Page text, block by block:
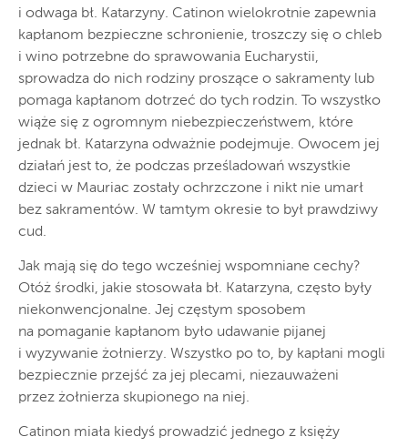
i odwaga bł. Katarzyny. Catinon wielokrotnie zapewnia
kapłanom bezpieczne schronienie, troszczy się o chleb
i wino potrzebne do sprawowania Eucharystii,
sprowadza do nich rodziny proszące o sakramenty lub
pomaga kapłanom dotrzeć do tych rodzin. To wszystko
wiąże się z ogromnym niebezpieczeństwem, które
jednak bł. Katarzyna odważnie podejmuje. Owocem jej
działań jest to, że podczas prześladowań wszystkie
dzieci w Mauriac zostały ochrzczone i nikt nie umarł
bez sakramentów. W tamtym okresie to był prawdziwy
cud.
Jak mają się do tego wcześniej wspomniane cechy?
Otóż środki, jakie stosowała bł. Katarzyna, często były
niekonwencjonalne. Jej częstym sposobem
na pomaganie kapłanom było udawanie pijanej
i wyzywanie żołnierzy. Wszystko po to, by kapłani mogli
bezpiecznie przejść za jej plecami, niezauważeni
przez żołnierza skupionego na niej.
Catinon miała kiedyś prowadzić jednego z księży